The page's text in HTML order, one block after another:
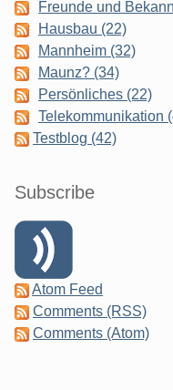
Freunde und
Hausbau (22)
Mannheim (32)
Maunz? (34)
Persönliches (22)
Telekommunikation
Testblog (42)
Subscribe
Atom Feed
Comments (RSS)
Comments (Atom)